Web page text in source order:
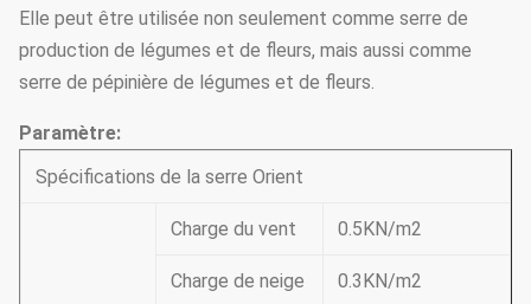
Elle peut être utilisée non seulement comme serre de
production de légumes et de fleurs, mais aussi comme
serre de pépinière de légumes et de fleurs.
Paramètre:
Spécifications de la serre Orient
Charge du vent 0.5KN/m2
Charge de neige 0.3KN/m2